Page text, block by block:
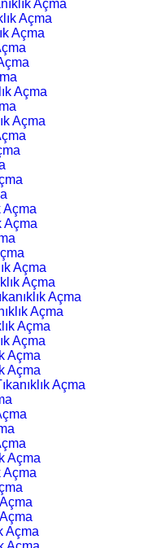
Açma
Açma
Açma
Açma
Açma
Açma
Açma
Açma
Açma
Açma
Açma
Açma
Açma
Açma
Açma
Açma
Açma
Açma
Açma